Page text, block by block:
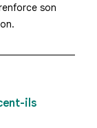
son
ils